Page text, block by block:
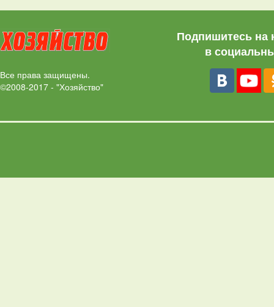
Все права защищены.
©2008-2017 - "Хозяйство"
Подпишитесь на
в